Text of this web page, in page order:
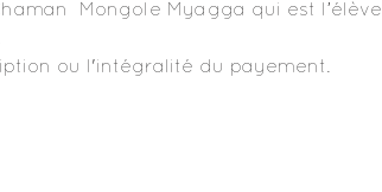
Mongole Myagga qui est l’élève
ou l'intégralité du payement.